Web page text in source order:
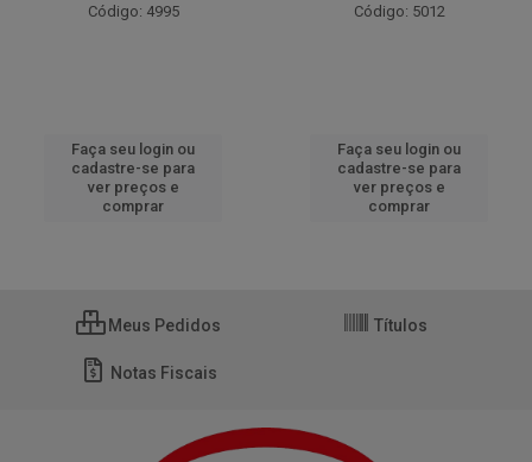
Código: 4995
Faça seu login ou
cadastre-se para
ver preços e
comprar
Código: 5012
Faça seu login ou
cadastre-se para
ver preços e
comprar
Meus Pedidos Títulos
Notas Fiscais